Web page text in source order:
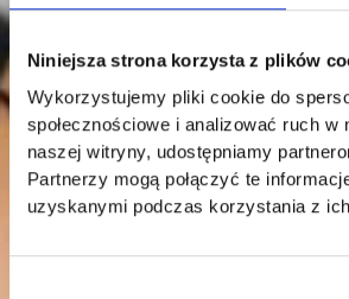
Niniejsza strona korzysta z plików
Wykorzystujemy pliki cookie do
społecznościowe i analizować ruch
naszej witryny, udostępniamy
Partnerzy mogą połączyć te
uzyskanymi podczas korzystania z ich
marketingowych TikTok, przez
ekspertów TikToka zapewnia
podejście do każdego projektu,
szanse na sukces Twojej marki